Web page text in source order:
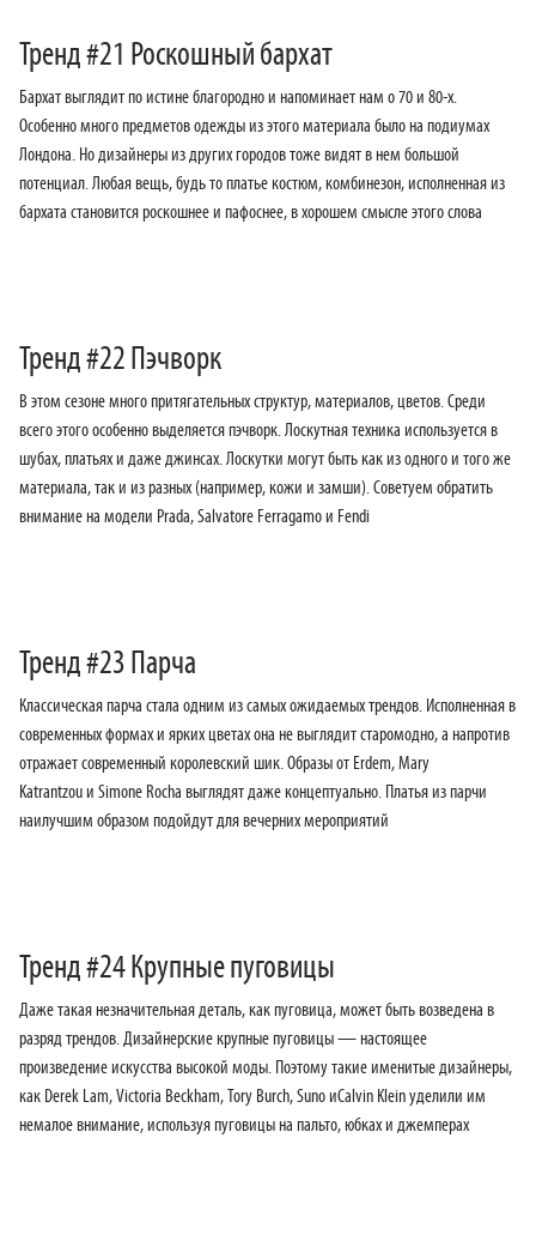
Тренд #21 Роскошный бархат
Бархат выглядит по истине благородно и напоминает нам о 70 и 80-х.
Особенно много предметов одежды из этого материала было на подиумах
Лондона. Но дизайнеры из других городов тоже видят в нем большой
потенциал. Любая вещь, будь то платье костюм, комбинезон, исполненная из
бархата становится роскошнее и пафоснее, в хорошем смысле этого слова
Тренд #22 Пэчворк
В этом сезоне много притягательных структур, материалов, цветов. Среди
всего этого особенно выделяется пэчворк. Лоскутная техника используется в
шубах, платьях и даже джинсах. Лоскутки могут быть как из одного и того же
материала, так и из разных (например, кожи и замши). Советуем обратить
внимание на модели Prada, Salvatore Ferragamo и Fendi
Тренд #23 Парча
Классическая парча стала одним из самых ожидаемых трендов. Исполненная в
современных формах и ярких цветах она не выглядит старомодно, а напротив
отражает современный королевский шик. Образы от Erdem, Mary
Katrantzou и Simone Rocha выглядят даже концептуально. Платья из парчи
наилучшим образом подойдут для вечерних мероприятий
Тренд #24 Крупные пуговицы
Даже такая незначительная деталь, как пуговица, может быть возведена в
разряд трендов. Дизайнерские крупные пуговицы — настоящее
произведение искусства высокой моды. Поэтому такие именитые дизайнеры,
как Derek Lam, Victoria Beckham, Tory Burch, Suno иCalvin Klein уделили им
немалое внимание, используя пуговицы на пальто, юбках и джемперах